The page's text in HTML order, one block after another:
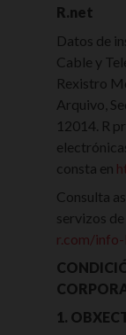
R.net
Datos de
Cable y
Rexistro
Arquivo,
12014. R
consta en
Consulta
servizos
r.com/
1.